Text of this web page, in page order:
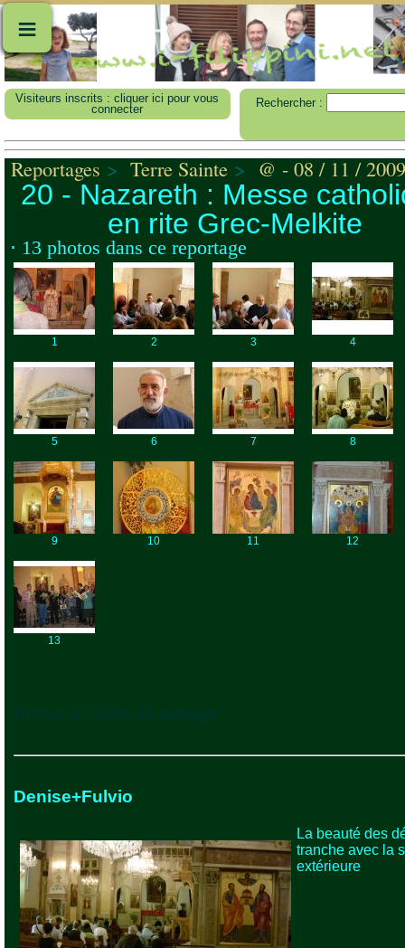
Visiteurs inscrits : cliquer ici pour vous
connecter
Rechercher :
≡
Reportages >Terre Sainte > @ - 08 / 11 /
20 - Nazareth : Messe
en rite Grec-Melkite
⋅ 13 photos dans ce reportage
1 2 3 4
5 6 7 8
9 10 11 12
13
Retour à "Terre de partage"
Denise+Fulvio
La beauté des
tranche avec la
extérieure